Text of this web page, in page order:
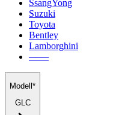
SsangYong
Suzuki
Toyota
Bentley
Lamborghini
───
Modell*
GLC